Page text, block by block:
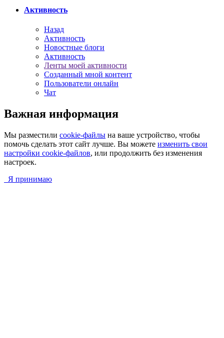
Активность
Назад
Активность
Новостные блоги
Активность
Ленты моей активности
Созданный мной контент
Пользователи онлайн
Чат
Важная информация
Мы разместили cookie-файлы на ваше устройство, чтобы
помочь сделать этот сайт лучше. Вы можете изменить свои
настройки cookie-файлов, или продолжить без изменения
настроек.
Я принимаю